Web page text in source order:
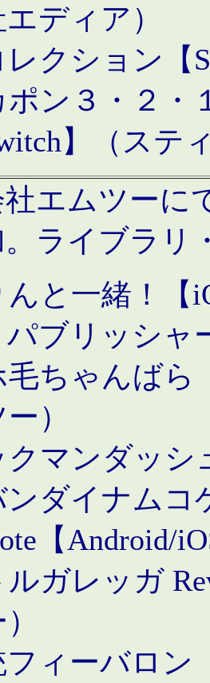
ディア）
レクション【
ポン３・２
】（ステ
エムツーに
ライブラリ
んと一緒！【
パブリッシャ
毛ちゃんばら
）
マンダッシ
ンダイナムコ
【Android/
ガレッガ
フィーバロン